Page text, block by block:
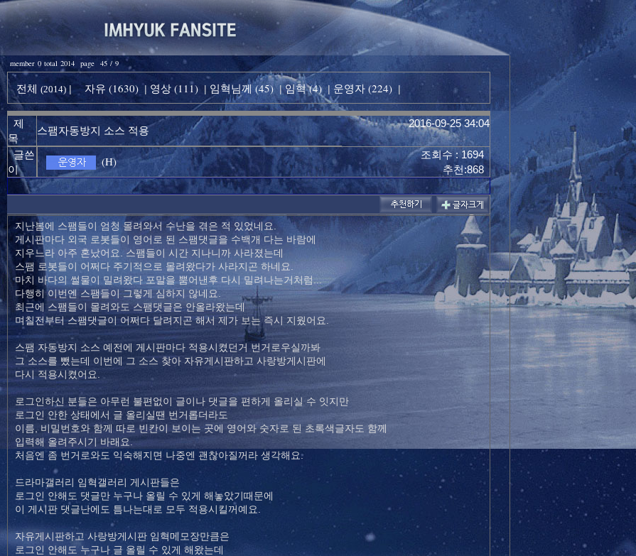
member 0 total 2014 page 45 / 9
전체 (2014)| 자유 (1630) | 영상 (111) | 임혁님께 (45) | 임혁 (4) | 운영자 (224) |
제
목
스팸자동방지 소스 적용
2016-09-25 34:04
글쓴
이
(H)
조회수 : 1694
추천:868
지난봄에 스팸들이 엄청 몰려와서 수난을 겪은 적 있었네요.
게시판마다 외국 로봇들이 영어로 된 스팸댓글을 수백개 다는 바람에
지우느라 아주 혼났어요. 스팸들이 시간 지나니까 사라졌는데
스팸 로봇들이 어쩌다 주기적으로 몰려왔다가 사라지곤 하네요.
마치 바다의 썰물이 밀려왔다 포말을 뿜어낸후 다시 밀려나는거처럼...
다행히 이번엔 스팸들이 그렇게 심하지 않네요.
최근에 스팸들이 몰려와도 스팸댓글은 안올라왔는데
며칠전부터 스팸댓글이 어쩌다 달려지곤 해서 제가 보는 즉시 지웠어요.
스팸 자동방지 소스 예전에 게시판마다 적용시켰던거 번거로우실까봐
그 소스를 뺐는데 이번에 그 소스 찾아 자유게시판하고 사랑방게시판에
다시 적용시켰어요.
로그인하신 분들은 아무런 불편없이 글이나 댓글을 편하게 올리실 수 잇지만
로그인 안한 상태에서 글 올리실땐 번거롭더라도
이름, 비밀번호와 함께 따로 빈칸이 보이는 곳에 영어와 숫자로 된 초록색글자도 함께
입력해 올려주시기 바래요.
처음엔 좀 번거로와도 익숙해지면 나중엔 괜찮아질꺼라 생각해요.
드라마갤러리 임혁갤러리 게시판들은
로그인 안해도 댓글만 누구나 올릴 수 있게 해놓았기때문에
이 게시판 댓글난에도 틈나는대로 모두 적용시킬꺼예요.
자유게시판하고 사랑방게시판 임혁메모장만큼은
로그인 안해도 누구나 글 올릴 수 있게 해왔는데